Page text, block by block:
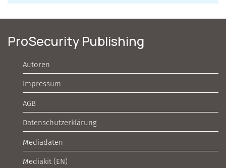
ProSecurity Publishing
Autoren
Impressum
AGB
Datenschutzerklärung
Mediadaten
Mediakit (EN)